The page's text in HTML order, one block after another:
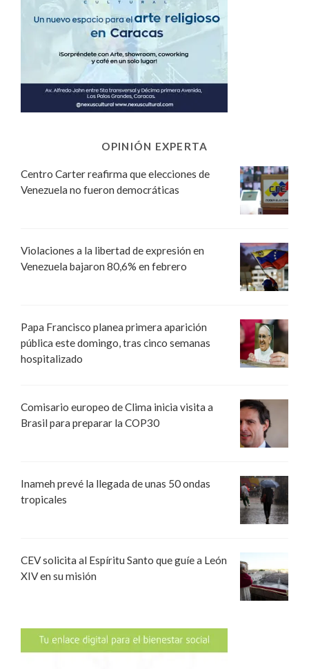
OPINIÓN EXPERTA
Centro Carter reafirma que elecciones de
Venezuela no fueron democráticas
Violaciones a la libertad de expresión en
Venezuela bajaron 80,6% en febrero
Papa Francisco planea primera aparición
pública este domingo, tras cinco semanas
hospitalizado
Comisario europeo de Clima inicia visita a
Brasil para preparar la COP30
Inameh prevé la llegada de unas 50 ondas
tropicales
CEV solicita al Espíritu Santo que guíe a León
XIV en su misión